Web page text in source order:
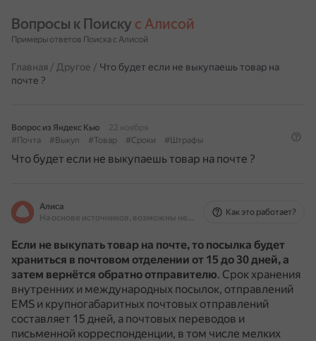
Вопросы к Поиску с Алисой
Примеры ответов Поиска с Алисой
Главная / Другое / Что будет если не выкупаешь товар на
почте ?
Вопрос из Яндекс Кью
22 ноября
#Почта
#Выкуп #Товар #Сроки #Штрафы
Что будет если не выкупаешь товар на почте ?
Алиса
На основе источников, возможны неточности
Как это работает?
Если не выкупать товар на почте, то посылка будет
храниться в почтовом отделении от 15 до 30 дней, а
затем вернётся обратно отправителю. Срок хранения
внутренних и международных посылок, отправлений
EMS и крупногабаритных почтовых отправлений
составляет 15 дней, а почтовых переводов и
письменной корреспонденции, в том числе мелких